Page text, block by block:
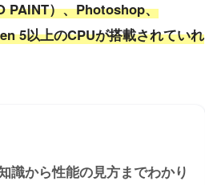
PAINT）、Photoshop、
5以上のCPUが搭載されていれ
識から性能の見方までわかり